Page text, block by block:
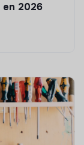
en 2026